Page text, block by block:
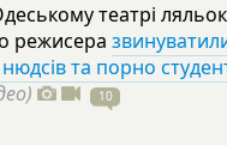
театрі
режисера
та порно
10